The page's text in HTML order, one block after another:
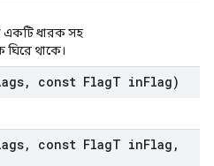
একটি ধারক সহ
থাকে।
, const FlagT inFlag)
, const FlagT inFlag ,